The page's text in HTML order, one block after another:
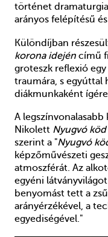
történet
arányos felépítésű
Különdíjban
korona idején című
groteszk reflexió
traumára, s egyúttal
diákmunkaként
A
Nikolett Nyugvó köd
szerint a "Nyugvó
képzőművészeti
atmoszférát. Az
egyéni
benyomást tett a
arányérzékével, a
egyediségével."